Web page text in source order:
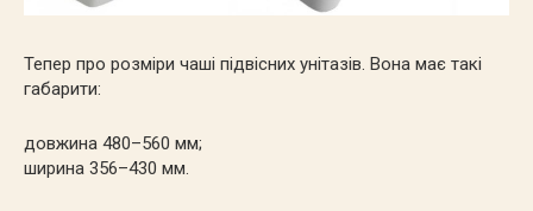
Тепер про розміри чаші підвісних унітазів. Вона має такі
габарити:
довжина 480–560 мм;
ширина 356–430 мм.